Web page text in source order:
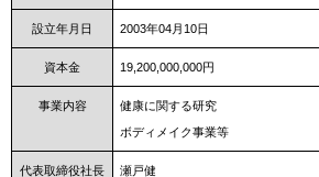
設立年月日 2003年04月10日
資本金 19,200,000,000円
事業内容
健康に関する研究
ボディメイク事業等
代表取締役社長 瀬戸健